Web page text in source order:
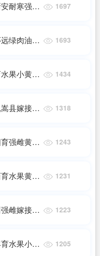
耐寒强雌
1697
绿肉油亮
1693
果小黄瓜
1434
县嫁接黄
1318
强雌黄瓜
1243
水果黄瓜
1231
雌嫁接黄
1223
水果小黄
1205